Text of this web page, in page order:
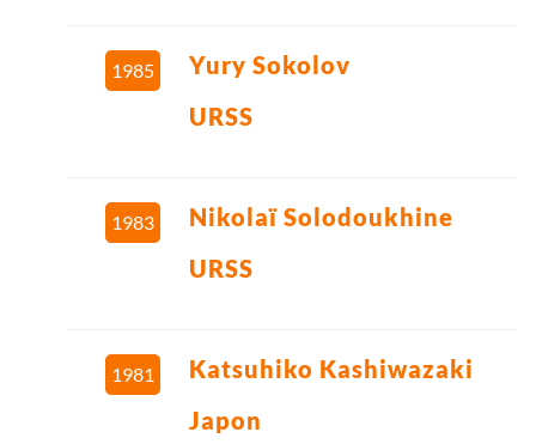
1985
Yury Sokolov
URSS
1983
Nikolaï Solodoukhine
URSS
1981
Katsuhiko Kashiwazaki
Japon